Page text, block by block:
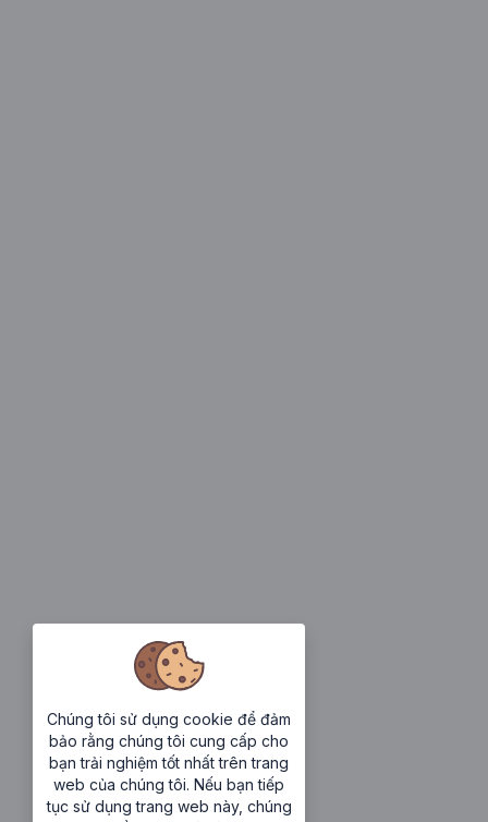
Chúng tôi sử dụng cookie để đảm
bảo rằng chúng tôi cung cấp cho
bạn trải nghiệm tốt nhất trên trang
web của chúng tôi. Nếu bạn tiếp
tục sử dụng trang web này, chúng